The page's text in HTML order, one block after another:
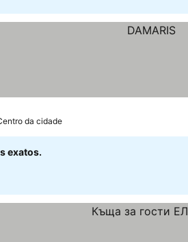
da cidade
exatos.